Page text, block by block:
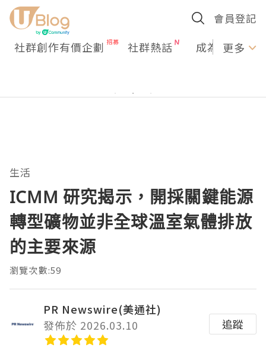
會員登記
社群創作有價企劃 社群熱話 成為U更多
生活
ICMM 研究揭示，開採關鍵能源
轉型礦物並非全球溫室氣體排放
的主要來源
瀏覽次數:59
PR Newswire(美通社)
發佈於 2026.03.10
追蹤